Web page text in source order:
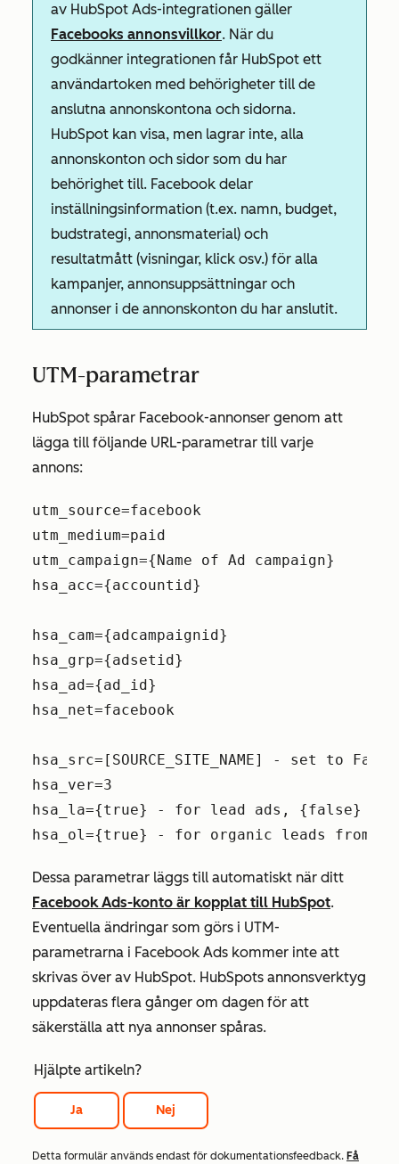
av HubSpot Ads-integrationen gäller
Facebooks annonsvillkor. När du
godkänner integrationen får HubSpot ett
användartoken med behörigheter till de
anslutna annonskontona och sidorna.
HubSpot kan visa, men lagrar inte, alla
annonskonton och sidor som du har
behörighet till. Facebook delar
inställningsinformation (t.ex. namn, budget,
budstrategi, annonsmaterial) och
resultatmått (visningar, klick osv.) för alla
kampanjer, annonsuppsättningar och
annonser i de annonskonton du har anslutit.
UTM-parametrar
HubSpot spårar Facebook-annonser genom att
lägga till följande URL-parametrar till varje
annons:
utm_source=facebook
utm_medium=paid
utm_campaign={Name of Ad campaign}
hsa_acc={accountid}
hsa_cam={adcampaignid}
hsa_grp={adsetid}
hsa_ad={ad_id}
hsa_net=facebook
hsa_src=[SOURCE_SITE_NAME] - set to
hsa_ver=3
hsa_la={true} - for lead ads, {false} or
hsa_ol={true} - for organic leads from
Dessa parametrar läggs till automatiskt när ditt
Facebook Ads-konto är kopplat till HubSpot.
Eventuella ändringar som görs i UTM-
parametrarna i Facebook Ads kommer inte att
skrivas över av HubSpot. HubSpots annonsverktyg
uppdateras flera gånger om dagen för att
säkerställa att nya annonser spåras.
Hjälpte artikeln?
Ja Nej
Detta formulär används endast för dokumentationsfeedback. Få